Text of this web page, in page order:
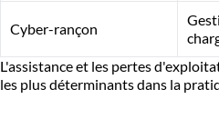
Cyber-rançon
L'assistance et les pertes
les plus déterminants dans la